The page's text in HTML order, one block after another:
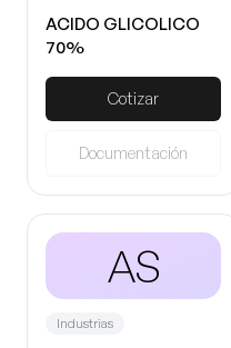
ACIDO GLICOLICO
70%
Cotizar
Documentación
AS
Industrias